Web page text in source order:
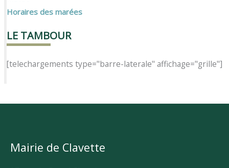
Horaires des marées
LE TAMBOUR
[telechargements type="barre-laterale" affichage="grille"]
Mairie de Clavette